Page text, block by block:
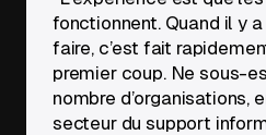
fonctionnent. Quand il y
faire, c’est fait
premier coup. Ne sous-
nombre d’organisations,
secteur du support